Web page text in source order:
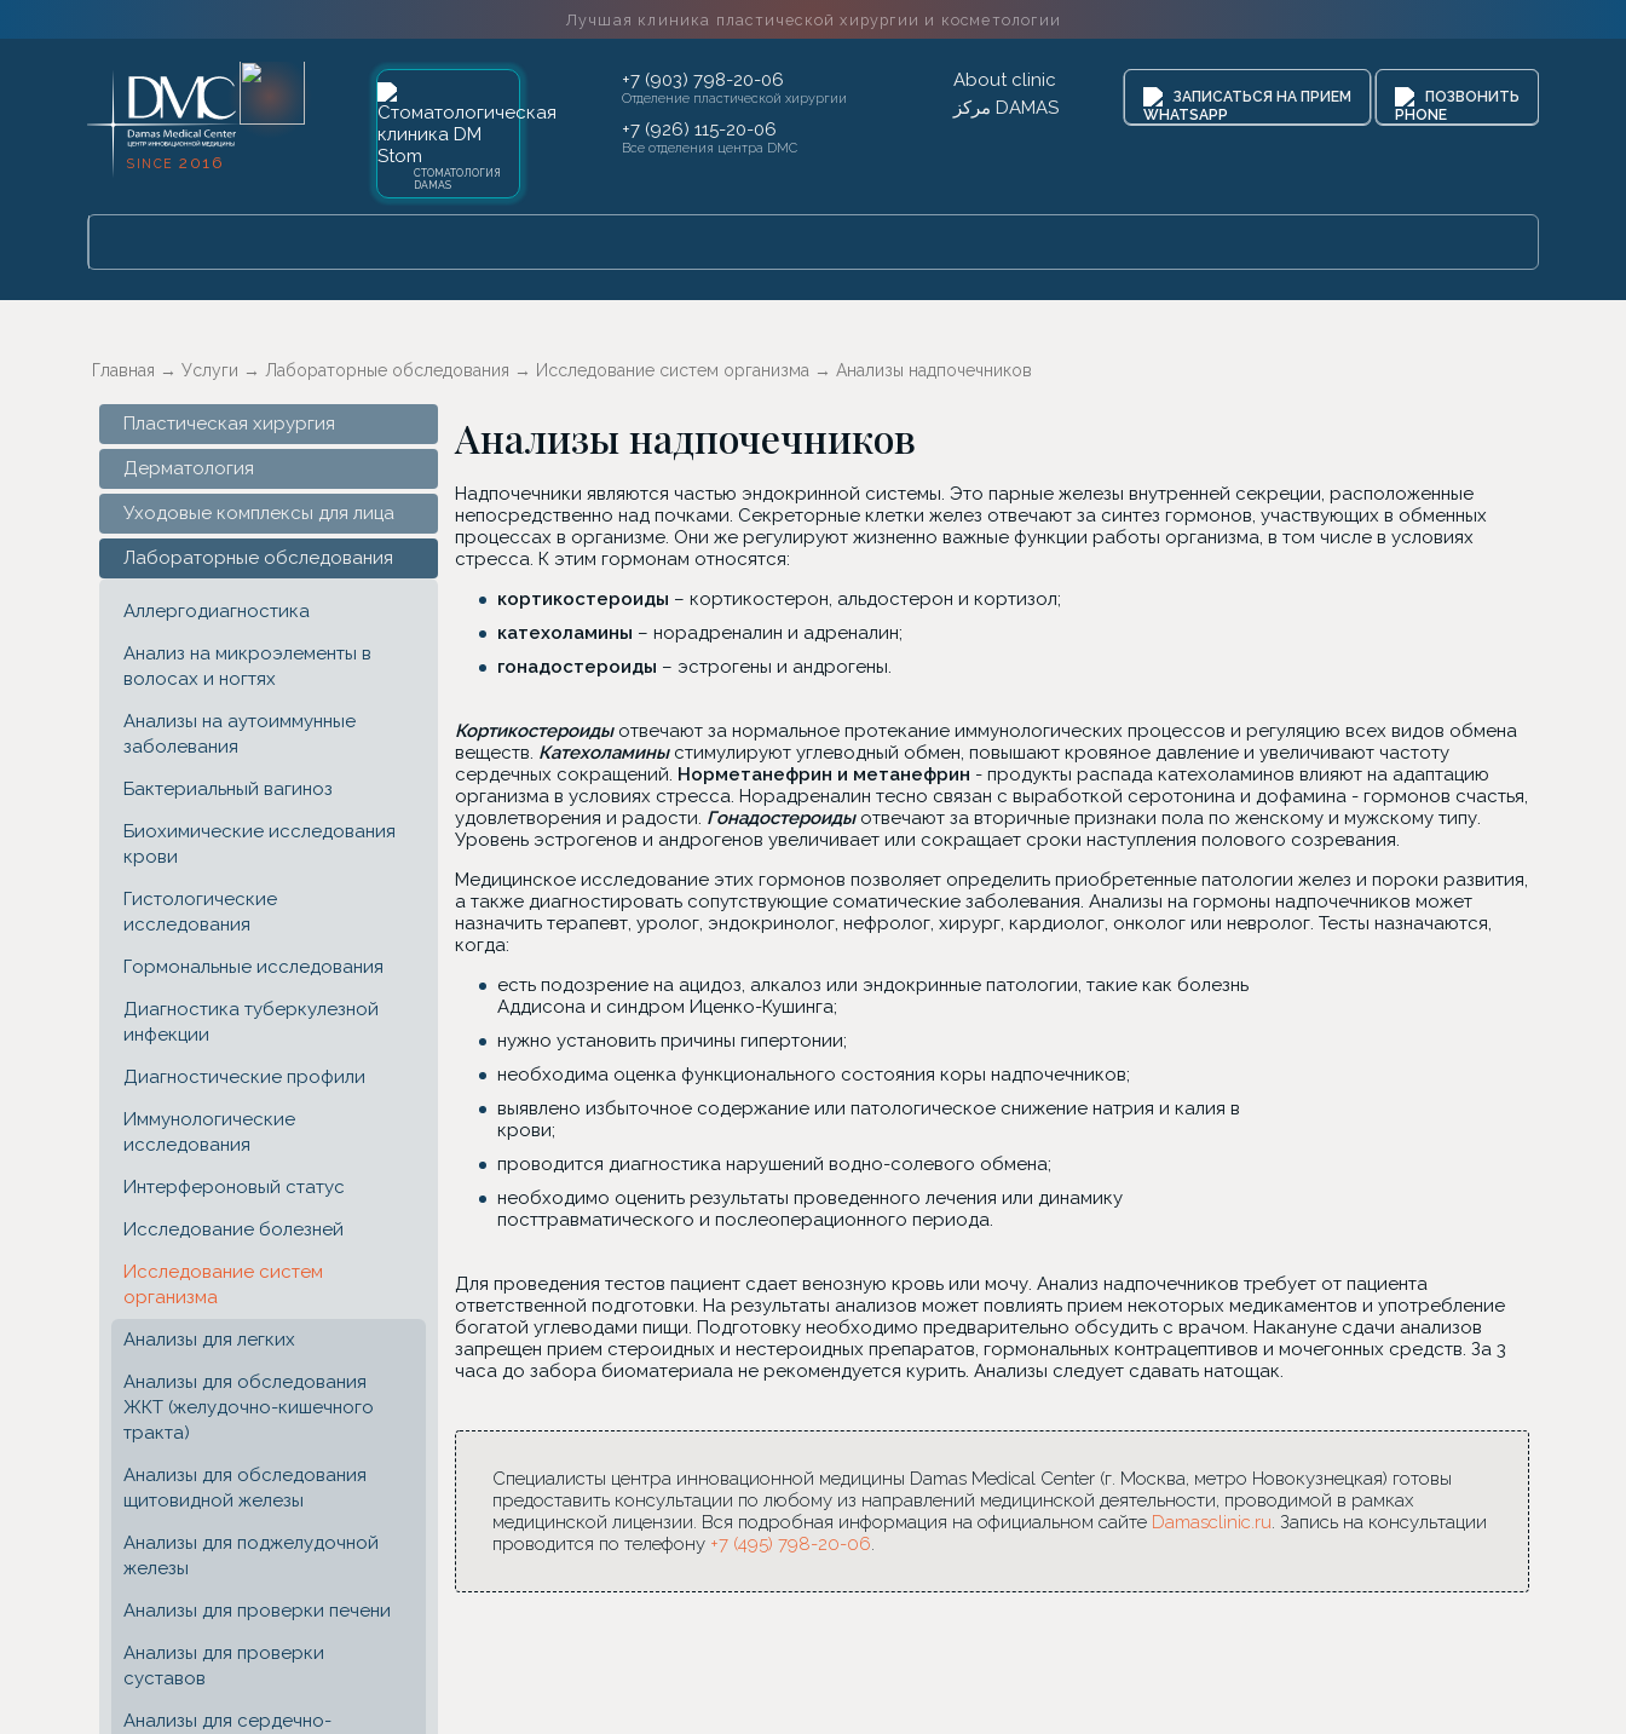
Лучшая клиника пластической хирургии и косметологии
SINCE 2016
СТОМАТОЛОГИЯ
DAMAS
+7 (903) 798-20-06
Отделение пластической хирургии
+7 (926) 115-20-06
Все отделения центра DMC
About clinic
مركز DAMAS
ЗАПИСАТЬСЯ НА ПРИЕМ ПОЗВОНИТЬ
Главная → Услуги → Лабораторные обследования → Исследование систем организма → Анализы надпочечников
Пластическая хирургия
Дерматология
Уходовые комплексы для лица
Лабораторные обследования
Аллергодиагностика
Анализ на микроэлементы в
волосах и ногтях
Анализы на аутоиммунные
заболевания
Бактериальный вагиноз
Биохимические исследования
крови
Гистологические
исследования
Гормональные исследования
Диагностика туберкулезной
инфекции
Диагностические профили
Иммунологические
исследования
Интерфероновый статус
Исследование болезней
Исследование систем
организма
Анализы для легких
Анализы для обследования
ЖКТ (желудочно-кишечного
тракта)
Анализы для обследования
щитовидной железы
Анализы для поджелудочной
железы
Анализы для проверки печени
Анализы для проверки
суставов
Анализы для сердечно-
Анализы надпочечников
Надпочечники являются частью эндокринной системы. Это парные железы внутренней секреции, расположенные
непосредственно над почками. Секреторные клетки желез отвечают за синтез гормонов, участвующих в обменных
процессах в организме. Они же регулируют жизненно важные функции работы организма, в том числе в условиях
стресса. К этим гормонам относятся:
кортикостероиды – кортикостерон, альдостерон и кортизол;
катехоламины – норадреналин и адреналин;
гонадостероиды – эстрогены и андрогены.
Кортикостероидыотвечают за нормальное протекание иммунологических процессов и регуляцию всех видов обмена
веществ. Катехоламиныстимулируют углеводный обмен, повышают кровяное давление и увеличивают частоту
сердечных сокращений. Норметанефрин и метанефрин - продукты распада катехоламинов влияют на адаптацию
организма в условиях стресса. Норадреналин тесно связан с выработкой серотонина и дофамина - гормонов счастья,
удовлетворения и радости. Гонадостероидыотвечают за вторичные признаки пола по женскому и мужскому типу.
Уровень эстрогенов и андрогенов увеличивает или сокращает сроки наступления полового созревания.
Медицинское исследование этих гормонов позволяет определить приобретенные патологии желез и пороки развития,
а также диагностировать сопутствующие соматические заболевания. Анализы на гормоны надпочечников может
назначить терапевт, уролог, эндокринолог, нефролог, хирург, кардиолог, онколог или невролог. Тесты назначаются,
когда:
есть подозрение на ацидоз, алкалоз или эндокринные патологии, такие как болезнь
Аддисона и синдром Иценко-Кушинга;
нужно установить причины гипертонии;
необходима оценка функционального состояния коры надпочечников;
выявлено избыточное содержание или патологическое снижение натрия и калия в
крови;
проводится диагностика нарушений водно-солевого обмена;
необходимо оценить результаты проведенного лечения или динамику
посттравматического и послеоперационного периода.
Для проведения тестов пациент сдает венозную кровь или мочу. Анализ надпочечников требует от пациента
ответственной подготовки. На результаты анализов может повлиять прием некоторых медикаментов и употребление
богатой углеводами пищи. Подготовку необходимо предварительно обсудить с врачом. Накануне сдачи анализов
запрещен прием стероидных и нестероидных препаратов, гормональных контрацептивов и мочегонных средств. За 3
часа до забора биоматериала не рекомендуется курить. Анализы следует сдавать натощак.
Специалисты центра инновационной медицины Damas Medical Center (г. Москва, метро Новокузнецкая) готовы
предоставить консультации по любому из направлений медицинской деятельности, проводимой в рамках
медицинской лицензии. Вся подробная информация на официальном сайте Damasclinic.ru. Запись на консультации
проводится по телефону +7 (495) 798-20-06.